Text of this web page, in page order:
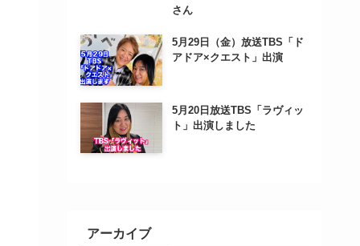
さん
5月29日（金）放送TBS「ド
アドア×クエスト」出演
5月20日放送TBS「ラヴィッ
ト」出演しました
アーカイブ